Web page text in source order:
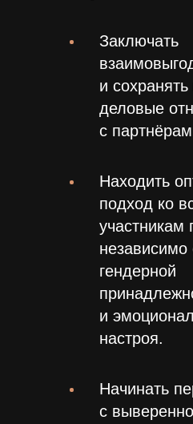
Начинать
с
Находить
подход ко
участникам
независимо
гендерной
и
настроя.
Заключать
и сохранять
деловые
с